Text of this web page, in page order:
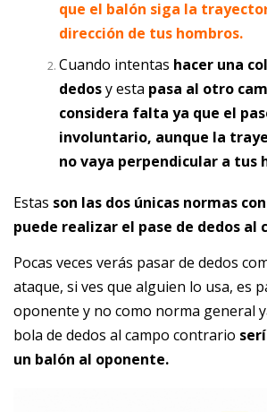
que el balón siga la
dirección de tus hombros.
Cuando intentas hacer una
dedosy esta pasa al otro
considera falta ya que el
involuntario, aunque la
no vaya perpendicular a tus
Estas son las dos únicas normas
puede realizar el pase de dedos al
Pocas veces verás pasar de dedos
ataque, si ves que alguien lo usa, es
oponente y no como norma general
bola de dedos al campo contrario
un balón al oponente.